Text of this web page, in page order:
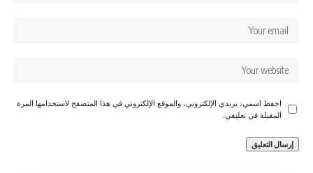
احفظ اسمي، بريدي الإلكتروني، والموقع الإلكتروني في هذا المتصفح لاستخدامها المرة
المقبلة في تعليقي.